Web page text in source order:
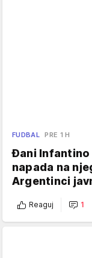
FUDBAL PRE 1 H
Đani Infantino
napada na
Argentinci
Reaguj 1